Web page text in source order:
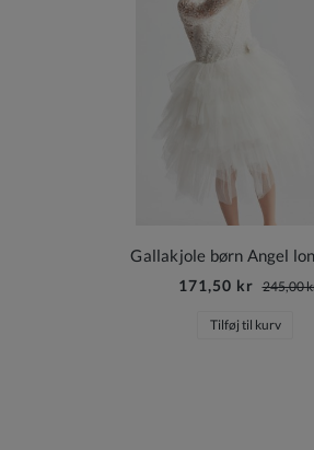
Gallakjole børn Angel
171,50 kr 245,00
Tilføj til kurv